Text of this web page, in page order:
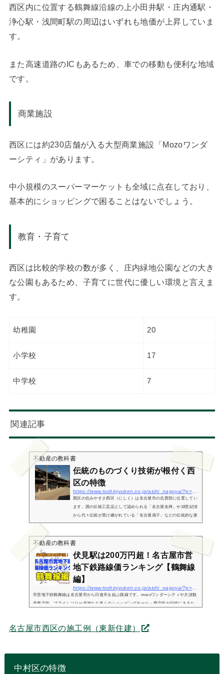
西区内に位置する鶴舞線沿線の上小田井駅・庄内通駅・
浄心駅・浅間町駅の周辺はいずれも地価が上昇していま
す。
また高速道路のICもあるため、車での移動も便利な地域
です。
商業施設
西区には約230店舗が入る大型商業施設「Mozoワンダ
ーシティ」があります。
中小規模のスーパーマーケットも全域に点在しており、
基本的にショッピングで困ることはないでしょう。
教育・子育て
西区は比較的学校の数が多く、庄内緑地公園などの大き
な公園もあるため、子育てに世代に優しい環境と言えま
す。
幼稚園 20
小学校 17
中学校 7
関連記事
不動産の教科書
伝統のものづくり技術が根付く西
区の特徴
西区の住みやすさ西区（にしく）は名古屋市の北西部に位置してい
ます。国の伝統工芸品として認められる「名古屋友禅」や18世紀頃
から代々伝統が受け継がれている「名古屋扇子」などの伝統的な家
内工業が残っており、区が提案する「ものづくり文化の道構想」で
不動産の教科書
伏見駅は200万円超！名古屋市営
地下鉄路線価ランキング【鶴舞線
編】
https://www.toshinjyuken.co.jp/aichi_nagoya/?p=3495
市営地下鉄鶴舞線は名古屋市から日進市を結ぶ路線です。mozoワンダーシティや大須観
音商店街、プライムツリー赤池など多くのショッピングモール・商店街が沿線にあるた
名古屋市西区の施工例（東新住建）
中村区の特徴